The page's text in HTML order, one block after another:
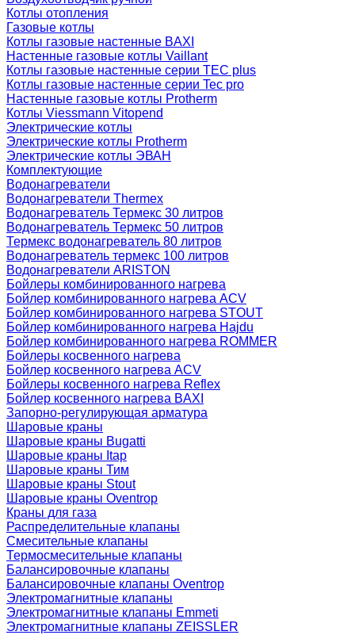
Котлы отопления
Газовые котлы
Котлы газовые настенные BAXI
Настенные газовые котлы Vaillant
Котлы газовые настенные серии TEC plus
Котлы газовые настенные серии Tec pro
Настенные газовые котлы Protherm
Котлы Viessmann Vitopend
Электрические котлы
Электрические котлы Protherm
Электрические котлы ЭВАН
Комплектующие
Водонагреватели
Водонагреватели Thermex
Водонагреватель Термекс 30 литров
Водонагреватель Термекс 50 литров
Термекс водонагреватель 80 литров
Водонагреватель термекс 100 литров
Водонагреватели ARISTON
Бойлеры комбинированного нагрева
Бойлер комбинированного нагрева ACV
Бойлер комбинированного нагрева STOUT
Бойлер комбинированного нагрева Hajdu
Бойлер комбинированного нагрева ROMMER
Бойлеры косвенного нагрева
Бойлер косвенного нагрева ACV
Бойлеры косвенного нагрева Reflex
Бойлер косвенного нагрева BAXI
Запорно-регулирующая арматура
Шаровые краны
Шаровые краны Bugatti
Шаровые краны Itap
Шаровые краны Тим
Шаровые краны Stout
Шаровые краны Oventrop
Краны для газа
Распределительные клапаны
Cмесительные клапаны
Термосмесительные клапаны
Балансировочные клапаны
Балансировочные клапаны Oventrop
Электромагнитные клапаны
Электромагнитные клапаны Emmeti
Электромагнитные клапаны ZEISSLER